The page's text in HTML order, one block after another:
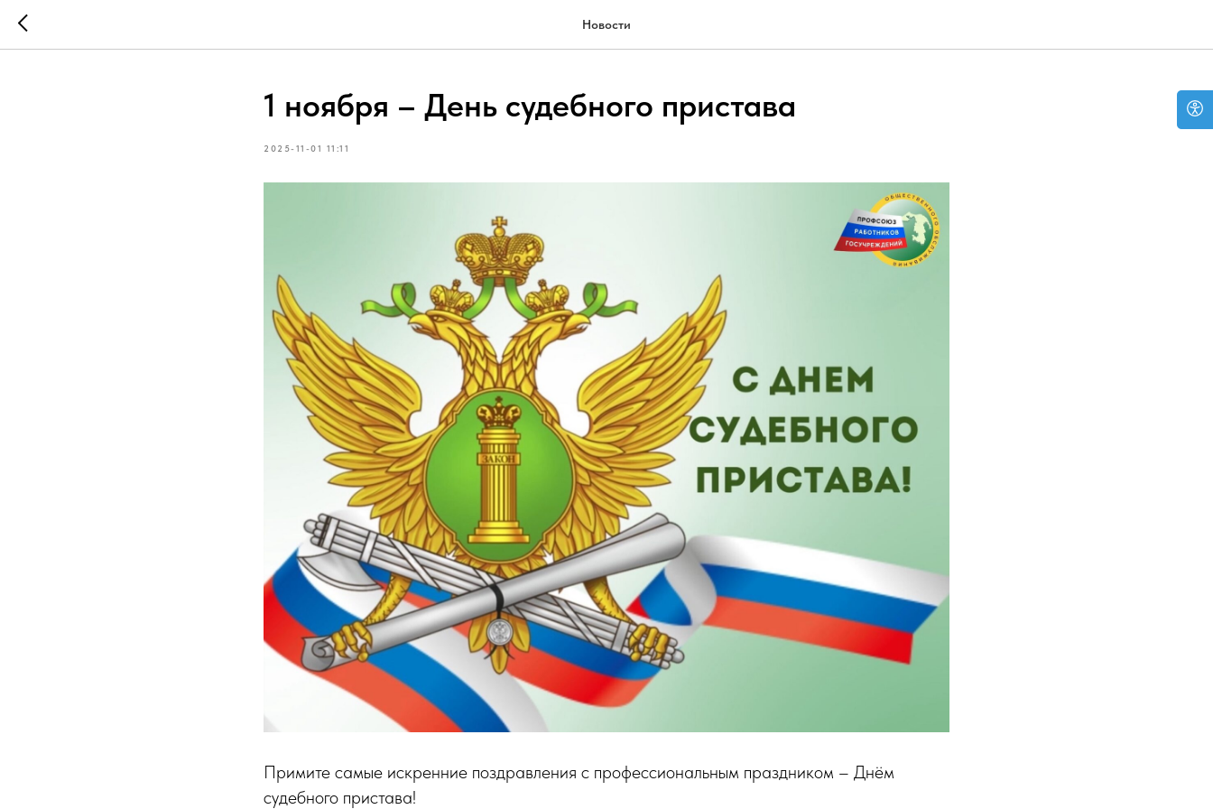
Новости
1 ноября – День судебного пристава
2025-11-01 11:11
Примите самые искренние поздравления с профессиональным праздником – Днём
судебного пристава!